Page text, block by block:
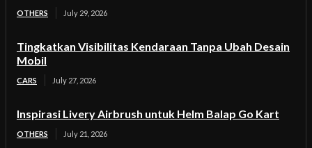
OTHERS July 29, 2026
Tingkatkan Visibilitas Kendaraan Tanpa Ubah Desain
Mobil
CARS July 27, 2026
Inspirasi Livery Airbrush untuk Helm Balap Go Kart
OTHERS July 21, 2026